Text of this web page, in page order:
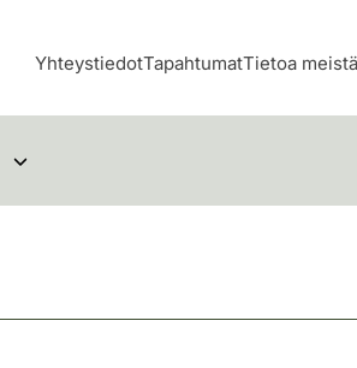
YhteystiedotTapahtumatTietoa meistä